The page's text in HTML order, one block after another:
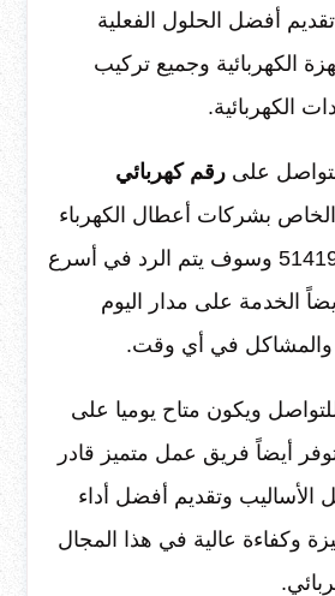
تقديم أفضل الحلول الفعلية
الكهربائية وجميع تركيب
الكهربائية.
على رقم كهربائي
الخاص بشركات أعطال الكهرباء
والصيانة وهو: 51419927 وسوف يتم الرد في أسرع
الخدمة على مدار اليوم
والمشاكل في أي وقت.
ويكون متاح يوميا على
أيضاً فريق عمل متميز قادر
وتقديم أفضل أداء
وكفاءة عالية في هذا المجال